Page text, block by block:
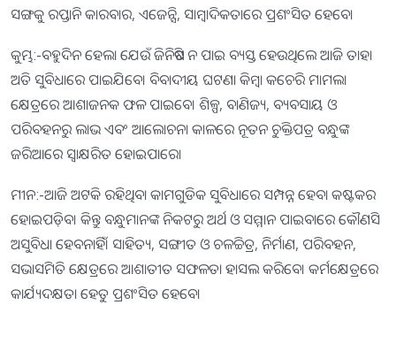
ସଙ୍ଗକୁ ରପ୍ତାନି କାରବାର, ଏଜେନ୍ସି, ସାମ୍ବାଦିକତାରେ ପ୍ରଶଂସିତ ହେବେ।
କୁମ୍ଭ:-ବହୁଦିନ ହେଲା ଯେଉଁ ଜିନିଷଟି ନ ପାଇ ବ୍ୟସ୍ତ ହେଉଥିଲେ ଆଜି ତାହା
ଅତି ସୁବିଧାରେ ପାଇଯିବେ। ବିବାଦୀୟ ଘଟଣା କିମ୍ବା କଚେରି ମାମଲା
କ୍ଷେତ୍ରରେ ଆଶାଜନକ ଫଳ ପାଇବେ। ଶିଳ୍ପ, ବାଣିଜ୍ୟ, ବ୍ୟବସାୟ ଓ
ପରିବହନରୁ ଲାଭ ଏବଂ ଆଲୋଚନା କାଳରେ ନୂତନ ଚୁକ୍ତିପତ୍ର ବନ୍ଧୁଙ୍କ
ଜରିଆରେ ସ୍ବାକ୍ଷରିତ ହୋଇପାରେ।
ମୀନ:-ଆଜି ଅଟକି ରହିଥିବା କାମଗୁଡିକ ସୁବିଧାରେ ସମ୍ପନ୍ନ ହେବା କଷ୍ଟକର
ହୋଇପଡ଼ିବ। କିନ୍ତୁ ବନ୍ଧୁମାନଙ୍କ ନିକଟରୁ ଅର୍ଥ ଓ ସମ୍ମାନ ପାଇବାରେ କୌଣସି
ଅସୁବିଧା ହେବନାହିଁ। ସାହିତ୍ୟ, ସଙ୍ଗୀତ ଓ ଚଳଚ୍ଚିତ୍ର, ନିର୍ମାଣ, ପରିବହନ,
ସଭାସମିତି କ୍ଷେତ୍ରରେ ଆଶାତୀତ ସଫଳତା ହାସଲ କରିବେ। କର୍ମକ୍ଷେତ୍ରରେ
କାର୍ଯ୍ୟଦକ୍ଷତା ହେତୁ ପ୍ରଶଂସିତ ହେବେ।